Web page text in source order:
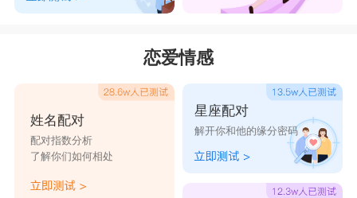
恋爱情感
姓名配对
配对指数分析
了解你们如何相处
星座配对
解开你和他的缘分密码